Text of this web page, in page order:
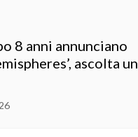
8 anni annunciano
ascolta un